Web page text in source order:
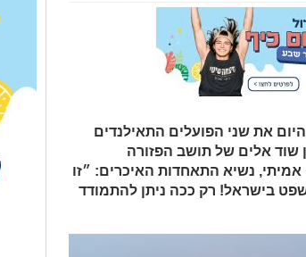
את שני הפועלים התאילנדים
שוד אלים של תושב הפזורה
אמיתי, נשיא התאחדות האיכרים: ״זו
בישראל! רק ככה ניתן להתמודד